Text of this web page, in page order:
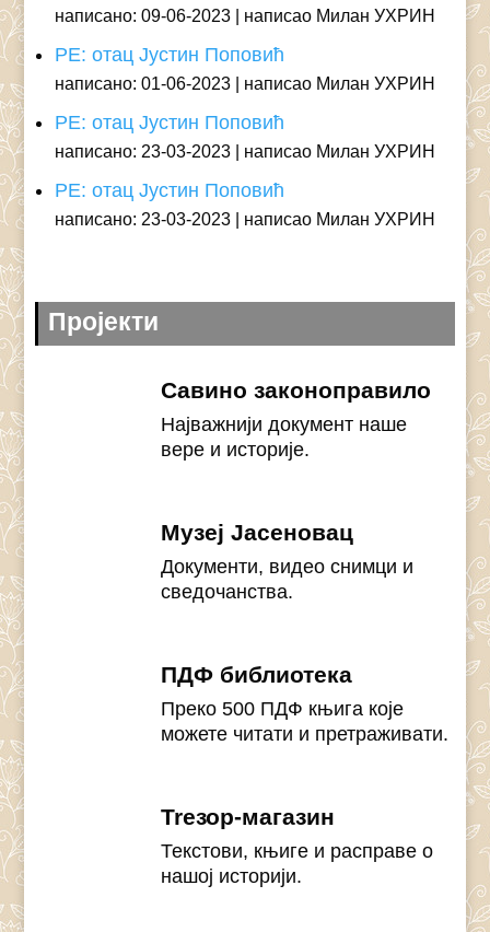
написано: 09-06-2023 написао Милан УХРИН
РЕ: отац Јустин Поповић
написано: 01-06-2023 написао Милан УХРИН
РЕ: отац Јустин Поповић
написано: 23-03-2023 написао Милан УХРИН
РЕ: отац Јустин Поповић
написано: 23-03-2023 написао Милан УХРИН
Пројекти
Савино законоправило
Најважнији документ наше
вере и историје.
Музеј Јасеновац
Документи, видео снимци и
сведочанства.
ПДФ библиотека
Преко 500 ПДФ књига које
можете читати и претраживати.
Treзор-магазин
Текстови, књиге и расправе о
нашој историји.